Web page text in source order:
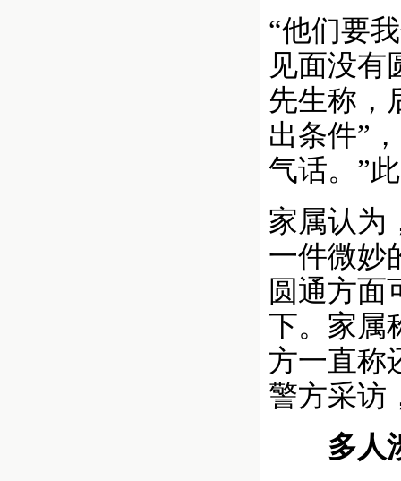
“他们要
见面没有
先生称，
出条件”
气话。”
家属认为
一件微妙
圆通方面
下。家属
方一直称
警方采访
多人涉